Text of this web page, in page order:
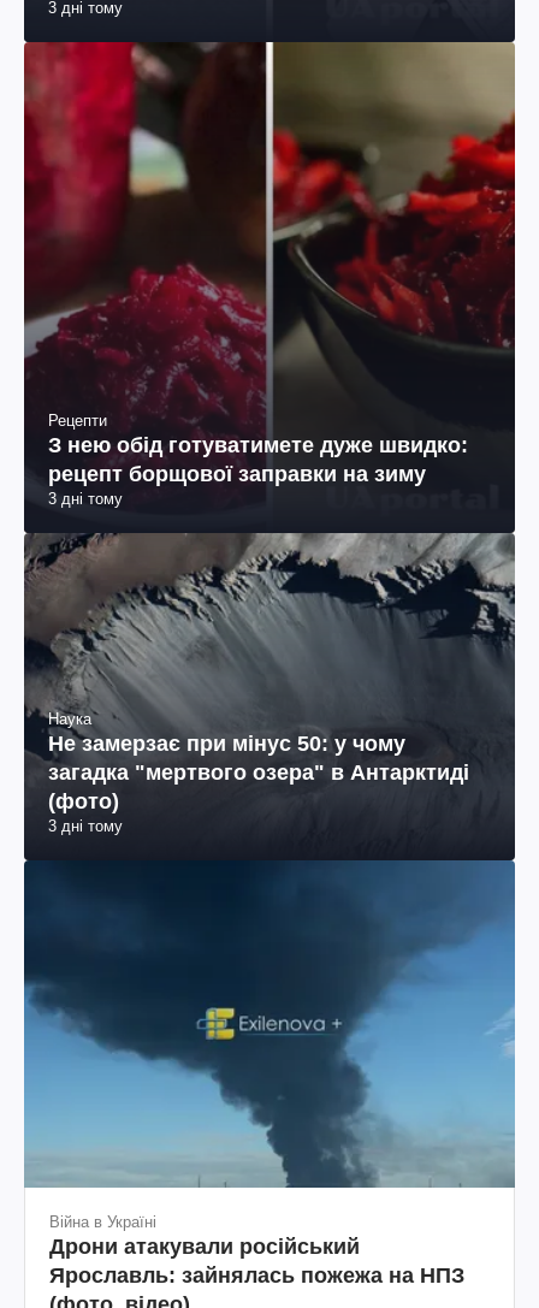
3 дні тому
Рецепти
З нею обід готуватимете дуже швидко:
рецепт борщової заправки на зиму
3 дні тому
Наука
Не замерзає при мінус 50: у чому
загадка "мертвого озера" в Антарктиді
(фото)
3 дні тому
Війна в Україні
Дрони атакували російський
Ярославль: зайнялась пожежа на НПЗ